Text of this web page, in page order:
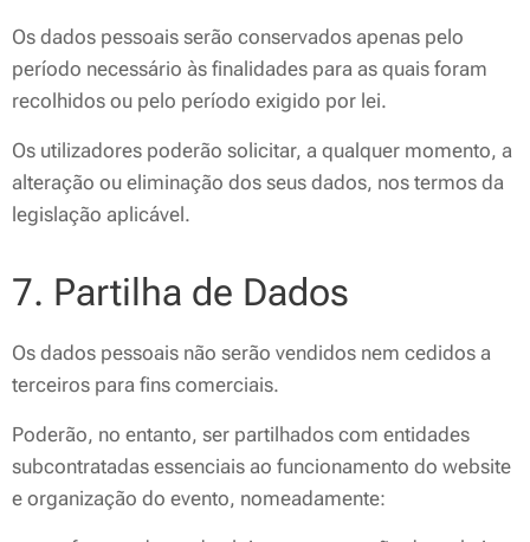
Os dados pessoais serão conservados apenas pelo
período necessário às finalidades para as quais foram
recolhidos ou pelo período exigido por lei.
Os utilizadores poderão solicitar, a qualquer momento, a
alteração ou eliminação dos seus dados, nos termos da
legislação aplicável.
7. Partilha de Dados
Os dados pessoais não serão vendidos nem cedidos a
terceiros para fins comerciais.
Poderão, no entanto, ser partilhados com entidades
subcontratadas essenciais ao funcionamento do website
e organização do evento, nomeadamente: